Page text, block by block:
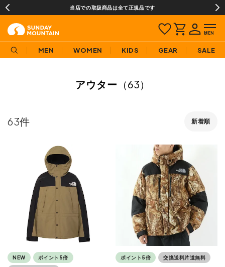
当店での取扱商品は全て正規品です
MEN WOMEN KIDS GEAR SALE
アウター （63）
新着順
63
NEW ポイント5倍 ポイント5倍 交換送料片道無料